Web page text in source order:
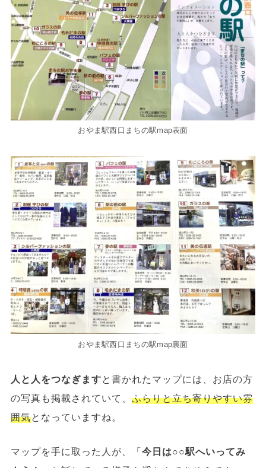
おやま駅西口まちの駅map表面
おやま駅西口まちの駅map裏面
人と人をつなぎますと書かれたマップには、お店の方
の写真も掲載されていて、 ふらりと立ち寄りやすい雰
囲気となっていますね。
マップを手に取った人が、「今日は○○駅へいってみ